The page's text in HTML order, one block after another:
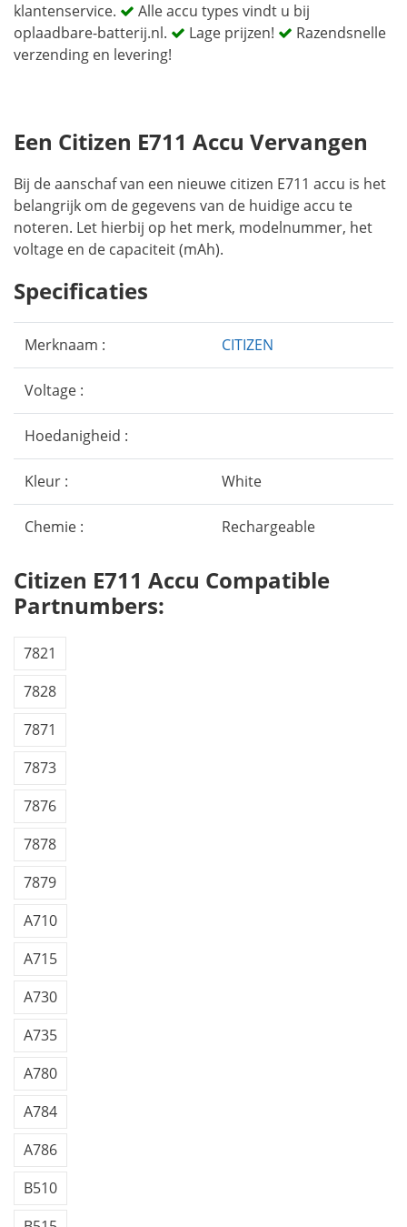
klantenservice.
Alle accu types vindt u bij
oplaadbare-batterij.nl.
Lage prijzen!
Razendsnelle
verzending en levering!
Een Citizen E711 Accu Vervangen
Bij de aanschaf van een nieuwe citizen E711 accu is het
belangrijk om de gegevens van de huidige accu te
noteren. Let hierbij op het merk, modelnummer, het
voltage en de capaciteit (mAh).
Specificaties
Merknaam : CITIZEN
Voltage :
Hoedanigheid :
Kleur : White
Chemie : Rechargeable
Citizen E711 Accu Compatible
Partnumbers:
7821
7828
7871
7873
7876
7878
7879
A710
A715
A730
A735
A780
A784
A786
B510